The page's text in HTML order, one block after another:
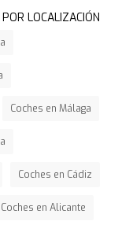
LOCALIZACIÓN
Coches en Málaga
Coches en Cádiz
Coches en Alicante